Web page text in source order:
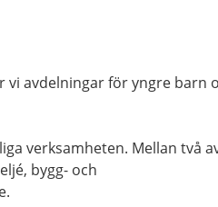
vi avdelningar för yngre barn
verksamheten. Mellan två
bygg- och